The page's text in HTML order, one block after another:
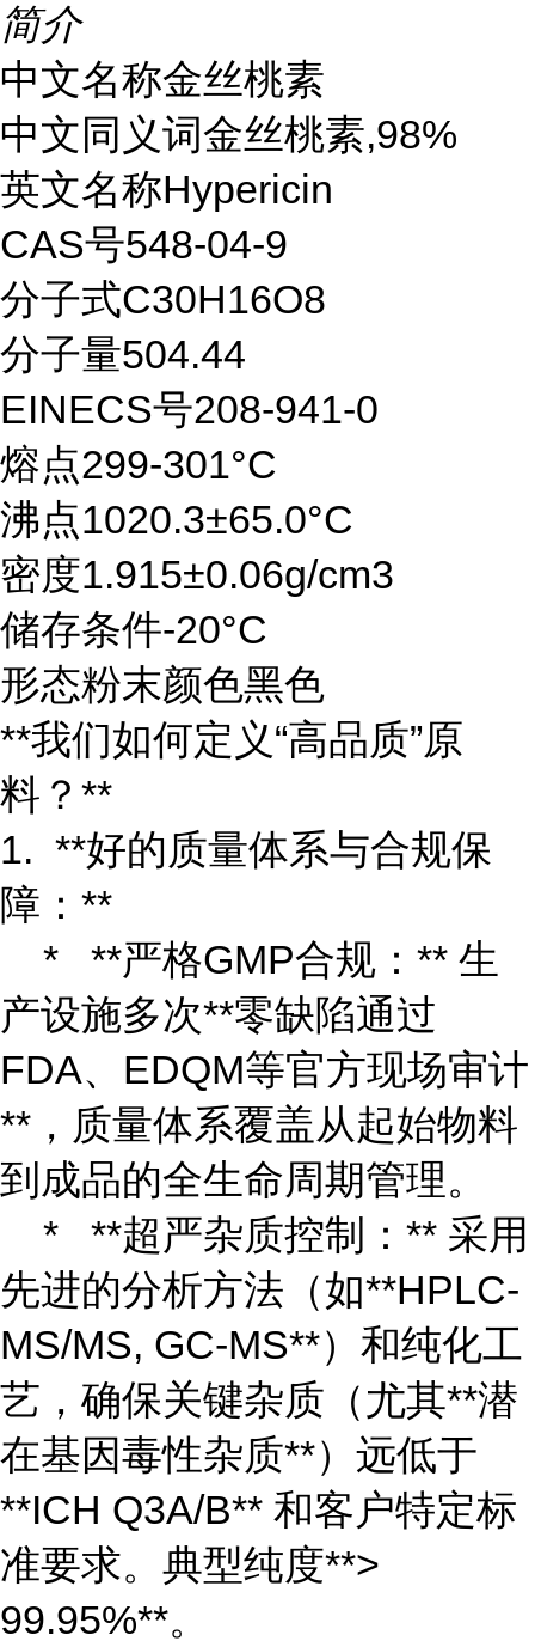
简介
中文名称金丝桃素
中文同义词金丝桃素,98%
英文名称Hypericin
CAS号548-04-9
分子式C30H16O8
分子量504.44
EINECS号208-941-0
熔点299-301°C
沸点1020.3±65.0°C
密度1.915±0.06g/cm3
储存条件-20°C
形态粉末颜色黑色
**我们如何定义“高品质”原
料？**
1. **好的质量体系与合规保
障：**
* **严格GMP合规：** 生
产设施多次**零缺陷通过
FDA、EDQM等官方现场审计
**，质量体系覆盖从起始物料
到成品的全生命周期管理。
* **超严杂质控制：** 采用
先进的分析方法（如**HPLC-
MS/MS, GC-MS**）和纯化工
艺，确保关键杂质（尤其**潜
在基因毒性杂质**）远低于
**ICH Q3A/B** 和客户特定标
准要求。典型纯度**>
99.95%**。